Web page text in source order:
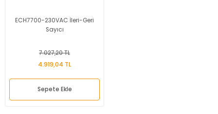
ECH7700-230VAC İleri-Geri
Sayıcı
7.027,20 TL
4.919,04 TL
Sepete Ekle